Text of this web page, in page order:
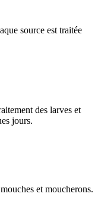
source est traitée
des larves et
jours.
et moucherons.